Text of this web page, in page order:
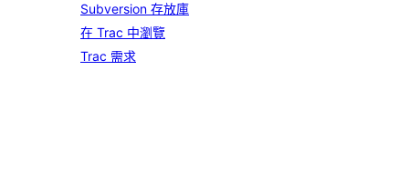
Subversion 存放庫
在 Trac 中瀏覽
Trac 需求